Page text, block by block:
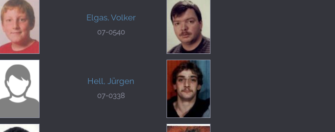
Elgas, Volker
07-0540
Hell, Jürgen
07-0338